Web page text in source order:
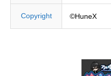
Copyright ©HuneX